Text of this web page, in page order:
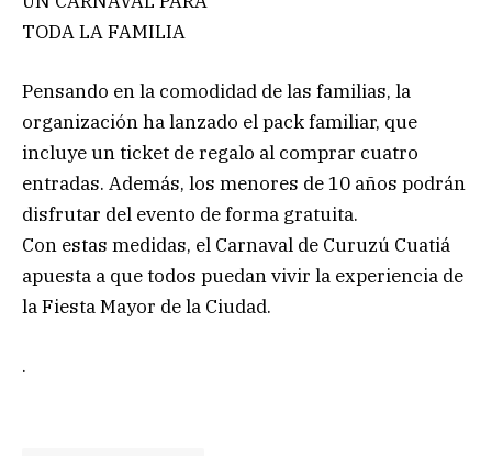
TODA LA FAMILIA
Pensando en la comodidad de las familias, la
organización ha lanzado el pack familiar, que
incluye un ticket de regalo al comprar cuatro
entradas. Además, los menores de 10 años podrán
disfrutar del evento de forma gratuita.
Con estas medidas, el Carnaval de Curuzú Cuatiá
apuesta a que todos puedan vivir la experiencia de
la Fiesta Mayor de la Ciudad.
.